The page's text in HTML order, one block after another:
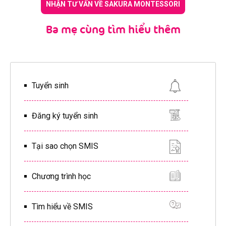
NHẬN TƯ VẤN VỀ SAKURA MONTESSORI
Ba mẹ cùng tìm hiểu thêm
Tuyển sinh
Đăng ký tuyển sinh
Tại sao chọn SMIS
Chương trình học
Tìm hiểu về SMIS